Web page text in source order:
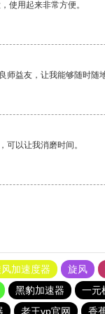
使用起来非常方便。
师益友，让我能够随时随
可以让我消磨时间。
加速度器 旋风
黑豹加速器 一元
老王vp官网 香